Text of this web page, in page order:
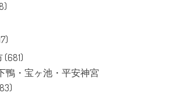
(681)
鴨・宝ヶ池・平安神宮